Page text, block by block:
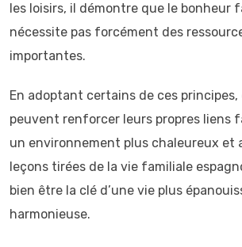
les loisirs, il démontre que le bonheur
nécessite pas forcément des
importantes.
En adoptant certains de ces
peuvent renforcer leurs propres liens
un environnement plus chaleureux et
leçons tirées de la vie familiale
bien être la clé d’une vie plus
harmonieuse.